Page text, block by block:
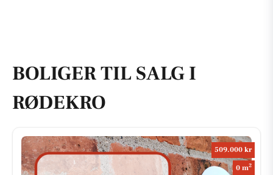
BOLIGER TIL SALG I
RØDEKRO
509.000 kr
0 m2